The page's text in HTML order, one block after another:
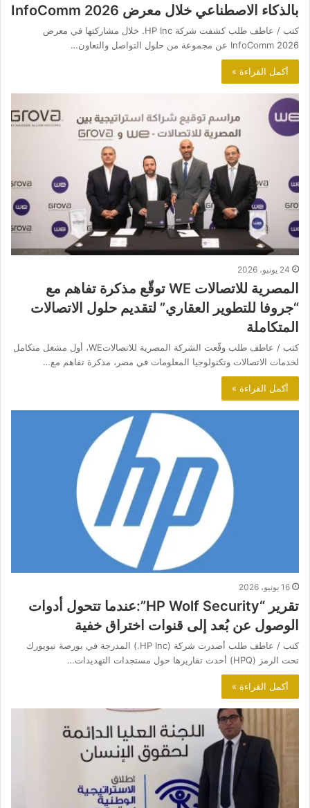
بالذكاء الاصطناعي خلال معرض InfoComm 2026
كتب / عاطف طلب كشفت شركة HP Inc. خلال مشاركتها في معرض
InfoComm 2026 عن مجموعة من حلول التواصل والتعاون…
أكمل القراءة »
24 يونيو، 2026
المصرية للاتصالات WE توقّع مذكرة تفاهم مع
“جروفا للتطوير العقاري” لتقديم حلول الاتصالات
المتكاملة
كتب / عاطف طلب وقّعت الشركة المصرية للاتصالاتWE، أول مشغل متكامل
لخدمات الاتصالات وتكنولوجيا المعلومات في مصر، مذكرة تفاهم مع…
أكمل القراءة »
16 يونيو، 2026
تقرير “HP Wolf Security”:عندما تتحول أدوات
الوصول عن بُعد إلى قنوات اختراق خفية
كتب / عاطف طلب أصدرت شركة (HP Inc.) المدرجة في بورصة نيويورك
تحت الرمز (HPQ) أحدث تقاريرها حول مستجدات التهديدات…
أكمل القراءة »